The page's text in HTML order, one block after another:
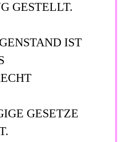
GESTELLT.
IST
GESETZE